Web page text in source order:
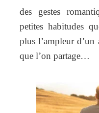
des gestes
petites habitudes
plus l’ampleur d’un
que l’on partage…